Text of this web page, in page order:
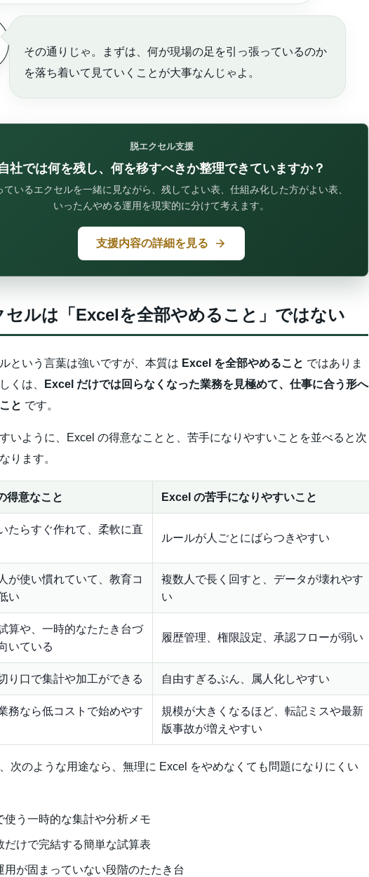
その通りじゃ。まずは、何が現場の足を引っ張っているのか
を落ち着いて見ていくことが大事なんじゃよ。
脱エクセル支援
社では何を残し、何を移すべきか整理できていますか？
ているエクセルを一緒に見ながら、残してよい表、仕組み化した方がよい表、
いったんやめる運用を現実的に分けて考えます。
支援内容の詳細を見る
セルは「Excelを全部やめること」ではない
という言葉は強いですが、本質は Excel を全部やめること ではありま
くは、
Excel だけでは回らなくなった業務を見極めて、仕事に合う形へ
と です。
いように、Excel の得意なことと、苦手になりやすいことを並べると次
ります。
得意なこと Excel の苦手になりやすいこと
たらすぐ作れて、柔軟に直
ルールが人ごとにばらつきやすい
が使い慣れていて、教育コ
い
複数人で長く回すと、データが壊れやす
い
算や、一時的なたたき台づ
いている
履歴管理、権限設定、承認フローが弱い
り口で集計や加工ができる 自由すぎるぶん、属人化しやすい
務なら低コストで始めやす
規模が大きくなるほど、転記ミスや最新
版事故が増えやすい
次のような用途なら、無理に Excel をやめなくても問題になりにくい
使う一時的な集計や分析メモ
だけで完結する簡単な試算表
用が固まっていない段階のたたき台